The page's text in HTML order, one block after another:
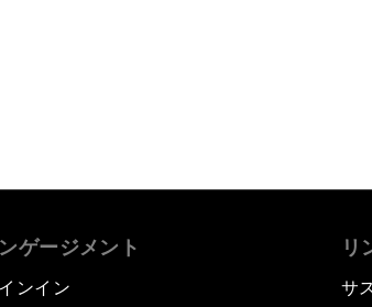
ゲージメント
ンイン
リ
サ